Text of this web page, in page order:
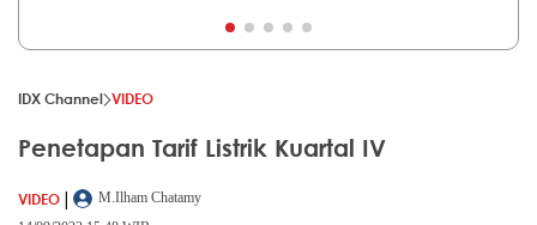
IDX Channel VIDEO
Penetapan Tarif Listrik Kuartal IV
VIDEO |
M.Ilham Chatamy